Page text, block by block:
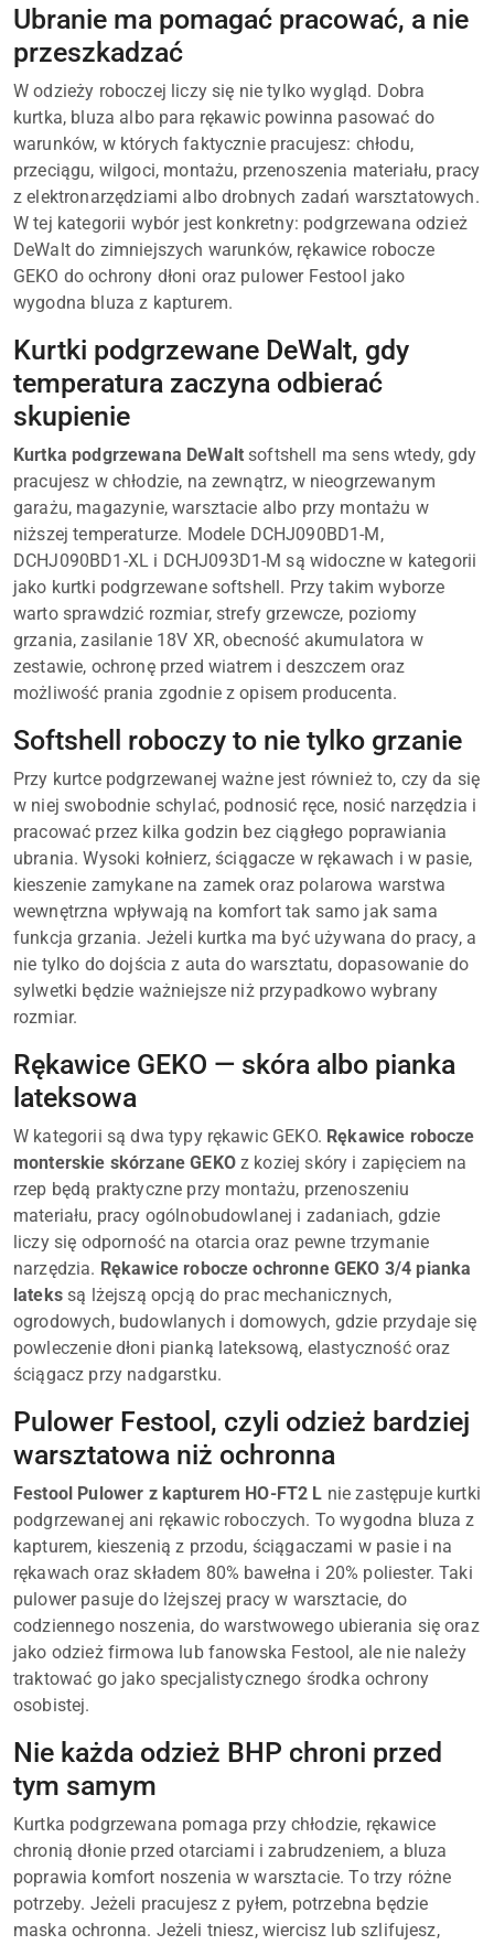
Ubranie ma pomagać pracować, a nie
przeszkadzać
W odzieży roboczej liczy się nie tylko wygląd. Dobra
kurtka, bluza albo para rękawic powinna pasować do
warunków, w których faktycznie pracujesz: chłodu,
przeciągu, wilgoci, montażu, przenoszenia materiału, pracy
z elektronarzędziami albo drobnych zadań warsztatowych.
W tej kategorii wybór jest konkretny: podgrzewana odzież
DeWalt do zimniejszych warunków, rękawice robocze
GEKO do ochrony dłoni oraz pulower Festool jako
wygodna bluza z kapturem.
Kurtki podgrzewane DeWalt, gdy
temperatura zaczyna odbierać
skupienie
Kurtka podgrzewana DeWalt softshell ma sens wtedy, gdy
pracujesz w chłodzie, na zewnątrz, w nieogrzewanym
garażu, magazynie, warsztacie albo przy montażu w
niższej temperaturze. Modele DCHJ090BD1-M,
DCHJ090BD1-XL i DCHJ093D1-M są widoczne w kategorii
jako kurtki podgrzewane softshell. Przy takim wyborze
warto sprawdzić rozmiar, strefy grzewcze, poziomy
grzania, zasilanie 18V XR, obecność akumulatora w
zestawie, ochronę przed wiatrem i deszczem oraz
możliwość prania zgodnie z opisem producenta.
Softshell roboczy to nie tylko grzanie
Przy kurtce podgrzewanej ważne jest również to, czy da się
w niej swobodnie schylać, podnosić ręce, nosić narzędzia i
pracować przez kilka godzin bez ciągłego poprawiania
ubrania. Wysoki kołnierz, ściągacze w rękawach i w pasie,
kieszenie zamykane na zamek oraz polarowa warstwa
wewnętrzna wpływają na komfort tak samo jak sama
funkcja grzania. Jeżeli kurtka ma być używana do pracy, a
nie tylko do dojścia z auta do warsztatu, dopasowanie do
sylwetki będzie ważniejsze niż przypadkowo wybrany
rozmiar.
Rękawice GEKO — skóra albo pianka
lateksowa
W kategorii są dwa typy rękawic GEKO. Rękawice robocze
monterskie skórzane GEKOz koziej skóry i zapięciem na
rzep będą praktyczne przy montażu, przenoszeniu
materiału, pracy ogólnobudowlanej i zadaniach, gdzie
liczy się odporność na otarcia oraz pewne trzymanie
narzędzia. Rękawice robocze ochronne GEKO 3/4 pianka
latekssą lżejszą opcją do prac mechanicznych,
ogrodowych, budowlanych i domowych, gdzie przydaje się
powleczenie dłoni pianką lateksową, elastyczność oraz
ściągacz przy nadgarstku.
Pulower Festool, czyli odzież bardziej
warsztatowa niż ochronna
Festool Pulower z kapturem HO-FT2 L nie zastępuje kurtki
podgrzewanej ani rękawic roboczych. To wygodna bluza z
kapturem, kieszenią z przodu, ściągaczami w pasie i na
rękawach oraz składem 80% bawełna i 20% poliester. Taki
pulower pasuje do lżejszej pracy w warsztacie, do
codziennego noszenia, do warstwowego ubierania się oraz
jako odzież firmowa lub fanowska Festool, ale nie należy
traktować go jako specjalistycznego środka ochrony
osobistej.
Nie każda odzież BHP chroni przed
tym samym
Kurtka podgrzewana pomaga przy chłodzie, rękawice
chronią dłonie przed otarciami i zabrudzeniem, a bluza
poprawia komfort noszenia w warsztacie. To trzy różne
potrzeby. Jeżeli pracujesz z pyłem, potrzebna będzie
maska ochronna. Jeżeli tniesz, wiercisz lub szlifujesz,